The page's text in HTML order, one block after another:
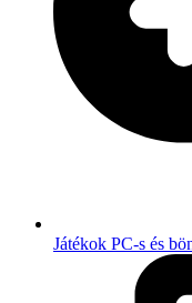
Játékok PC-s és